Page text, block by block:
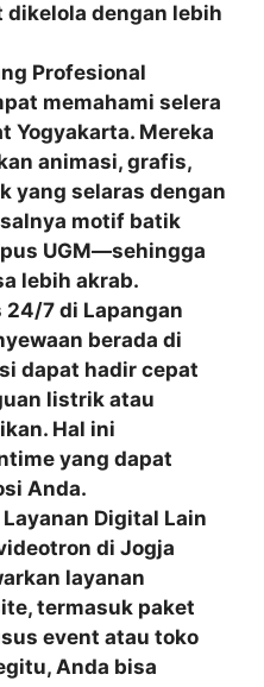
dikelola dengan lebih
Profesional
memahami selera
Yogyakarta. Mereka
animasi, grafis,
yang selaras dengan
motif batik
UGM—sehingga
lebih akrab.
24/7 di Lapangan
berada di
dapat hadir cepat
listrik atau
Hal ini
yang dapat
Anda.
Digital Lain
di Jogja
layanan
termasuk paket
event atau toko
Anda bisa